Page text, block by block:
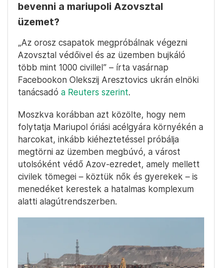
bevenni a mariupoli Azovsztal
üzemet?
„Az orosz csapatok megpróbálnak végezni
Azovsztal védőivel és az üzemben bujkáló
több mint 1000 civillel” – írta vasárnap
Facebookon Olekszij Aresztovics ukrán elnöki
tanácsadó a Reuters szerint.
Moszkva korábban azt közölte, hogy nem
folytatja Mariupol óriási acélgyára környékén a
harcokat, inkább kiéheztetéssel próbálja
megtörni az üzemben megbúvó, a várost
utolsóként védő Azov-ezredet, amely mellett
civilek tömegei – köztük nők és gyerekek – is
menedéket kerestek a hatalmas komplexum
alatti alagútrendszerben.